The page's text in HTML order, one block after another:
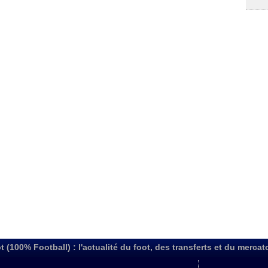
(100% Football) : l'actualité du foot, des transferts et du